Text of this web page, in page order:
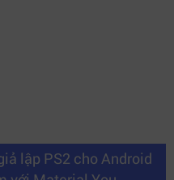
lập PS2 cho Android